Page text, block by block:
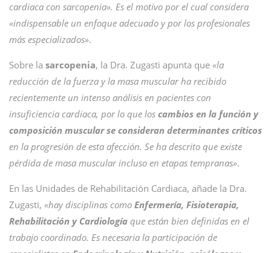
cardiaca con sarcopenia». Es el motivo por el cual considera
«indispensable un enfoque adecuado y por los profesionales
más especializados».
Sobre la sarcopenia, la Dra. Zugasti apunta que «la
reducción de la fuerza y la masa muscular ha recibido
recientemente un intenso análisis en pacientes con
insuficiencia cardiaca, por lo que los cambios en la función y
composición muscular se consideran determinantes críticos
en la progresión de esta afección. Se ha descrito que existe
pérdida de masa muscular incluso en etapas tempranas».
En las Unidades de Rehabilitación Cardiaca, añade la Dra.
Zugasti, «hay disciplinas como Enfermería, Fisioterapia,
Rehabilitación y Cardiología que están bien definidas en el
trabajo coordinado. Es necesaria la participación de